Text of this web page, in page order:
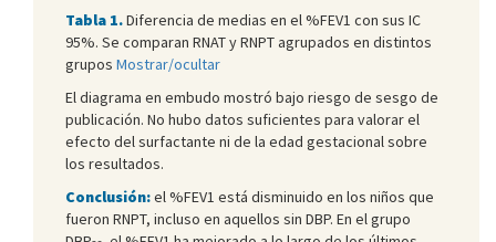
Tabla 1.Diferencia de medias en el %FEV1 con sus IC
95%. Se comparan RNAT y RNPT agrupados en distintos
grupos Mostrar/ocultar
El diagrama en embudo mostró bajo riesgo de sesgo de
publicación. No hubo datos suficientes para valorar el
efecto del surfactante ni de la edad gestacional sobre
los resultados.
Conclusión:el %FEV1 está disminuido en los niños que
fueron RNPT, incluso en aquellos sin DBP. En el grupo